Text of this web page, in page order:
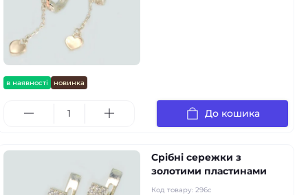
в наявності новинка
До кошика
Срібні сережки з
золотими пластинами
Код товару: 296c